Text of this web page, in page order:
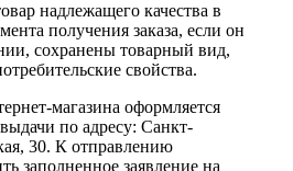
надлежащего качества в
получения заказа, если он
сохранены товарный вид,
свойства.
магазина оформляется
по адресу: Санкт-
30. К отправлению
заполненное заявление на